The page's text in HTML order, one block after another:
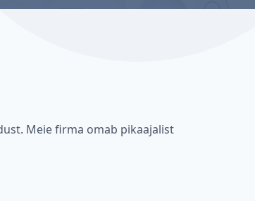
Meie firma omab pikaajalist